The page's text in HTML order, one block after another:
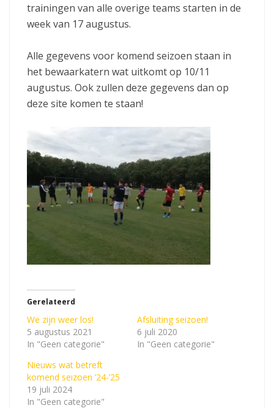
trainingen van alle overige teams starten in de
week van 17 augustus.
Alle gegevens voor komend seizoen staan in
het bewaarkatern wat uitkomt op 10/11
augustus. Ook zullen deze gegevens dan op
deze site komen te staan!
Gerelateerd
We zijn weer los!
5 augustus 2021
In "Geen categorie"
Afsluiting seizoen!
6 juli 2020
In "Geen categorie"
Nieuws wat betreft
komend seizoen ’24-’25
19 juli 2024
In "Geen categorie"